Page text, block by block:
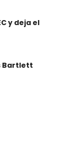
y deja el
Bartlett